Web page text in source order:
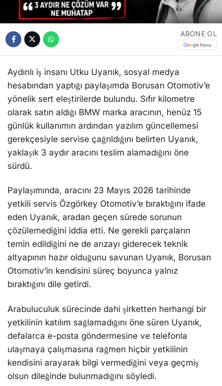
ABONE OL
Aydınlı iş insanı Utku Uyanık, sosyal medya
hesabından yaptığı paylaşımda Borusan Otomotiv’e
yönelik sert eleştirilerde bulundu. Sıfır kilometre
olarak satın aldığı BMW marka aracının, henüz 15
günlük kullanımın ardından yazılım güncellemesi
gerekçesiyle servise çağrıldığını belirten Uyanık,
yaklaşık 3 aydır aracını teslim alamadığını öne
sürdü.
Paylaşımında, aracını 23 Mayıs 2026 tarihinde
yetkili servis Özgörkey Otomotiv’e bıraktığını ifade
eden Uyanık, aradan geçen sürede sorunun
çözülemediğini iddia etti. Ne gerekli parçaların
temin edildiğini ne de arızayı giderecek teknik
altyapının hazır olduğunu savunan Uyanık, Borusan
Otomotiv’in kendisini süreç boyunca yalnız
bıraktığını dile getirdi.
Arabuluculuk sürecinde dahi şirketten herhangi bir
yetkilinin katılım sağlamadığını öne süren Uyanık,
defalarca e-posta göndermesine ve telefonla
ulaşmaya çalışmasına rağmen hiçbir yetkilinin
kendisini arayarak bilgi vermediğini veya geçmiş
olsun dileğinde bulunmadığını söyledi.